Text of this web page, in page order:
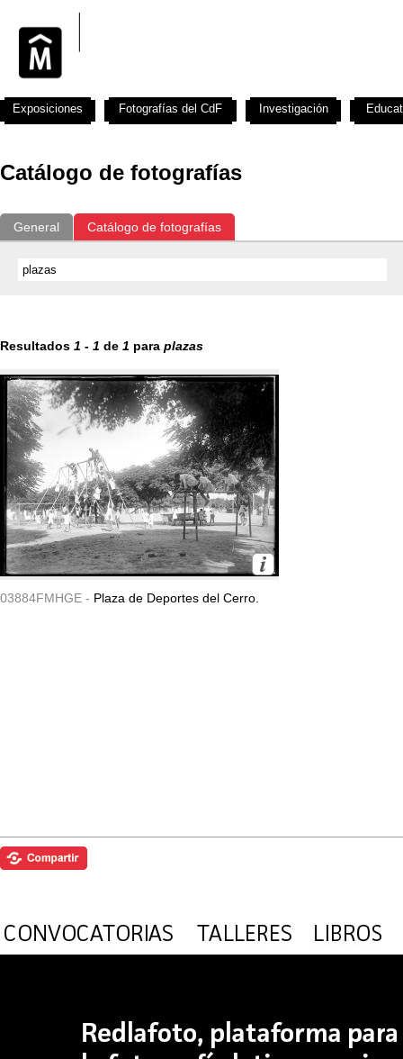
Catálogo de fotografías
General Catálogo de fotografías
Resultados 1 - 1 de 1 para plazas
03884FMHGE - Plaza de Deportes del Cerro.
Exposiciones Fotografías del CdF Investigación